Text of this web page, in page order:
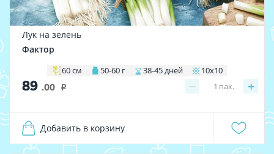
Лук на зелень
Фактор
60 см 50-60 г 38-45 дней 10х10
89 .00 i − +
1 пак.
Добавить в корзину